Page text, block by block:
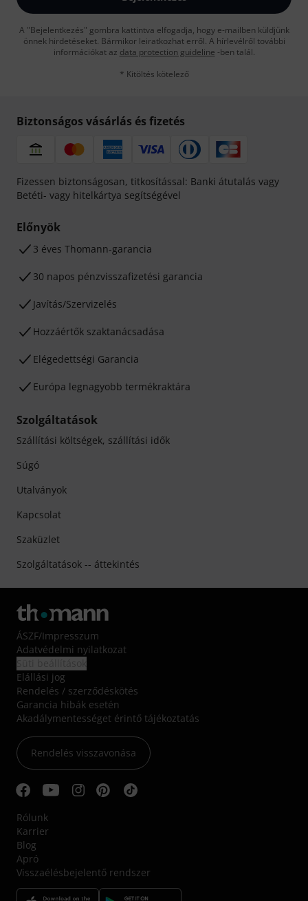
A "Bejelentkezés" gombra kattintva elfogadja, hogy e-mailben küldjünk
önnek hirdetéseket. Bármikor leiratkozhat erről. A hírlevélről további
információkat az data protection guideline -ben talál.
* Kitöltés kötelező
Biztonságos vásárlás és fizetés
Fizessen biztonságosan, titkosítással: Banki átutalás vagy
Betéti- vagy hitelkártya segítségével
Előnyök
3 éves Thomann-garancia
30 napos pénzvisszafizetési garancia
Javítás/Szervizelés
Hozzáértők szaktanácsadása
Elégedettségi Garancia
Európa legnagyobb termékraktára
Szolgáltatások
Szállítási költségek, szállítási idők
Súgó
Utalványok
Kapcsolat
Szaküzlet
Szolgáltatások -- áttekintés
ÁSZF/Impresszum
Adatvédelmi nyilatkozat
Elállási jog
Rendelés / szerződéskötés
Garancia hibák esetén
Akadálymentességet érintő tájékoztatás
Rendelés visszavonása
Rólunk
Karrier
Blog
Apró
Visszaélésbejelentő rendszer